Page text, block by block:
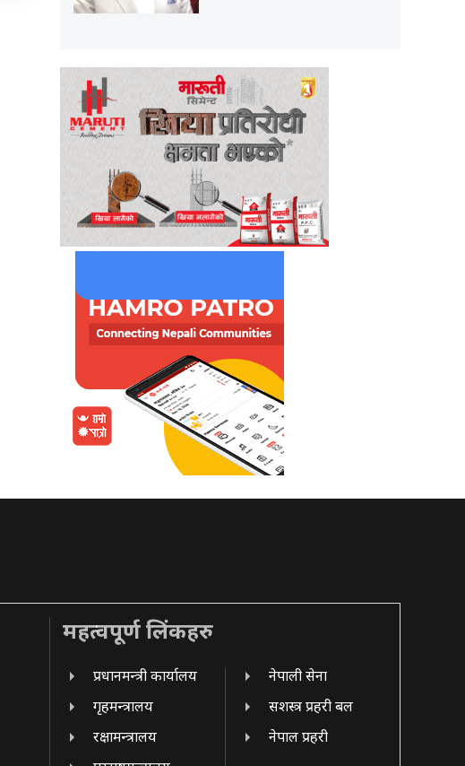
महत्वपूर्ण लिंकहरु
प्रधानमन्त्री कार्यालय
गृहमन्त्रालय
रक्षामन्त्रालय
नेपाली सेना
सशस्त्र प्रहरी बल
नेपाल प्रहरी